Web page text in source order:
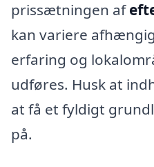
prissætningen af
kan variere
erfaring og
udføres. Husk at
at få et fyldigt
på.